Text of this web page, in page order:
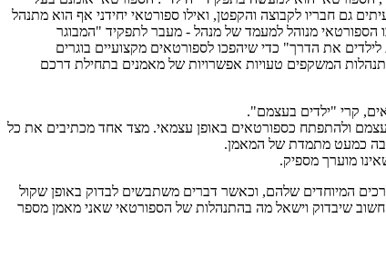
גם חבריו לקבוצה והקפטן, ואילו ספורטאי יחידני אף הוא מתנהל
הספורטאי מנוהל למעמד של מנהל - מעבר לתפקיד "המבוגר
את הדרך" כדי שיהפכו לספורטאים מקצועיים בוגרים
המשקפים טעויות אפשרויות של מאמנים בתחילת דרכם
קרי "ילדים בעצמם".
ולהתפתח כספורטאים באופן עצמאי. מצד אחד מכתיבים את כל
כמעט מתמדת של המאמן.
מוערך מספיק.
המיוחדים שלהם, וכאשר דברים משתבשים לבדוק באופן שקול
שיבדוק וישאל מה בהתנהלות של הספורטאי שאני מאמן מספר